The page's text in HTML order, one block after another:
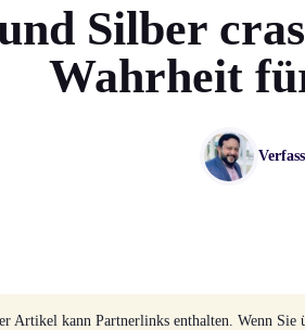
Silber
Wahrheit
Artikel kann Partnerlinks enthalten. Wenn